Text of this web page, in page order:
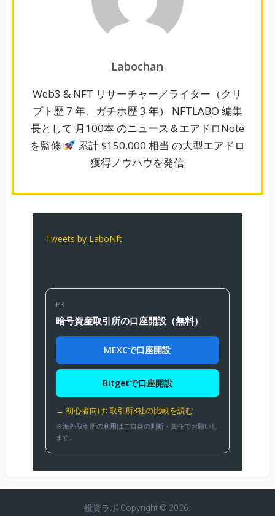
Labochan
Web3 & NFT リサーチャー／ライター（クリ
プト歴 7 年、ガチホ歴 3 年） NFTLABO 編集
長として 月100本 のニュース＆エアドロNote
を監修
累計 $150,000 相当 の大型エアドロ
獲得ノウハウを発信
Tweets by LaboNft
PR
暗号資産取引所の口座開設（無料）
MEXCで口座開設
Bitgetで口座開設
→ 初心者向け: 取引所3社の比較を読む
※海外取引所の利用はご自身の判断・責任でお願いし
ます。
投資ラボ Copyright © 2026.